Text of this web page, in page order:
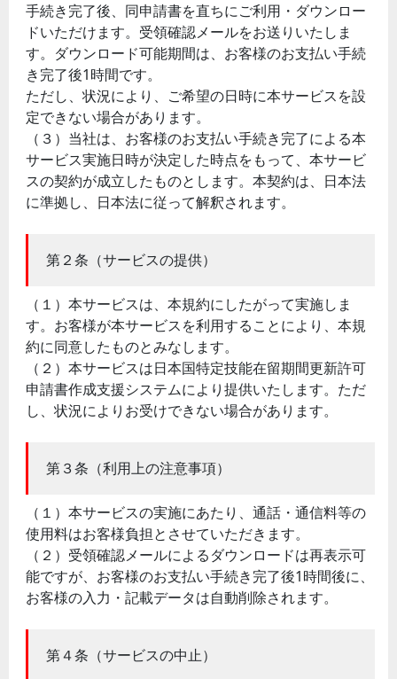
手続き完了後、同申請書を直ちにご利用・ダウンロー
ドいただけます。受領確認メールをお送りいたしま
す。ダウンロード可能期間は、お客様のお支払い手続
き完了後1時間です。
ただし、状況により、ご希望の日時に本サービスを設
定できない場合があります。
（３）当社は、お客様のお支払い手続き完了による本
サービス実施日時が決定した時点をもって、本サービ
スの契約が成立したものとします。本契約は、日本法
に準拠し、日本法に従って解釈されます。
第２条（サービスの提供）
（１）本サービスは、本規約にしたがって実施しま
す。お客様が本サービスを利用することにより、本規
約に同意したものとみなします。
（２）本サービスは日本国特定技能在留期間更新許可
申請書作成支援システムにより提供いたします。ただ
し、状況によりお受けできない場合があります。
第３条（利用上の注意事項）
（１）本サービスの実施にあたり、通話・通信料等の
使用料はお客様負担とさせていただきます。
（２）受領確認メールによるダウンロードは再表示可
能ですが、お客様のお支払い手続き完了後1時間後に、
お客様の入力・記載データは自動削除されます。
第４条（サービスの中止）